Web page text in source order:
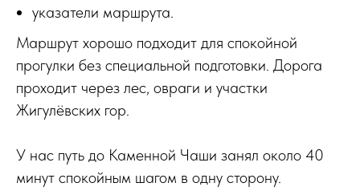
указатели маршрута.
Маршрут хорошо подходит для спокойной
прогулки без специальной подготовки. Дорога
проходит через лес, овраги и участки
Жигулёвских гор.
У нас путь до Каменной Чаши занял около 40
минут спокойным шагом в одну сторону.